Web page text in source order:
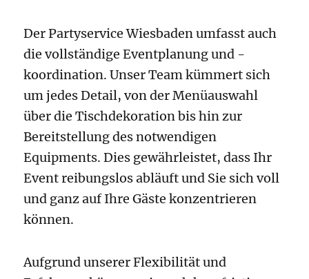
Der Partyservice Wiesbaden umfasst auch
die vollständige Eventplanung und -
koordination. Unser Team kümmert sich
um jedes Detail, von der Menüauswahl
über die Tischdekoration bis hin zur
Bereitstellung des notwendigen
Equipments. Dies gewährleistet, dass Ihr
Event reibungslos abläuft und Sie sich voll
und ganz auf Ihre Gäste konzentrieren
können.
Aufgrund unserer Flexibilität und